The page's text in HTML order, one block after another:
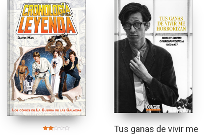
Tus ganas de vivir me